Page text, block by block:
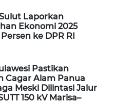
Laporkan
Ekonomi 2025
ke DPR RI
Pastikan
Cagar Alam Panua
Meski Dilintasi Jalur
150 kV Marisa–